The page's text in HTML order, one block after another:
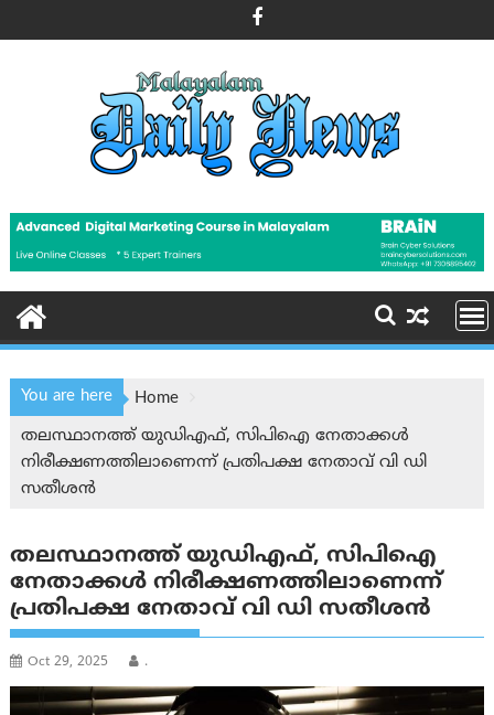
to
You are here
Home
തലസ്ഥാനത്ത് യുഡിഎഫ്, സിപിഐ നേതാക്കൾ
നിരീക്ഷണത്തിലാണെന്ന് പ്രതിപക്ഷ നേതാവ് വി ഡി
സതീശന്‍
തലസ്ഥാനത്ത് യുഡിഎഫ്, സിപിഐ
നേതാക്കൾ നിരീക്ഷണത്തിലാണെന്ന്
പ്രതിപക്ഷ നേതാവ് വി ഡി സതീശന്‍
Oct 29, 2025 .